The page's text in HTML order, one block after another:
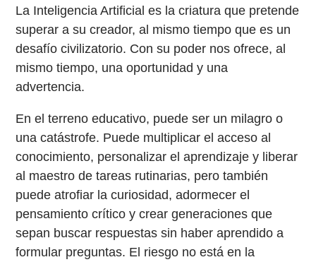
La Inteligencia Artificial es la criatura que pretende
superar a su creador, al mismo tiempo que es un
desafío civilizatorio. Con su poder nos ofrece, al
mismo tiempo, una oportunidad y una
advertencia.
En el terreno educativo, puede ser un milagro o
una catástrofe. Puede multiplicar el acceso al
conocimiento, personalizar el aprendizaje y liberar
al maestro de tareas rutinarias, pero también
puede atrofiar la curiosidad, adormecer el
pensamiento crítico y crear generaciones que
sepan buscar respuestas sin haber aprendido a
formular preguntas. El riesgo no está en la